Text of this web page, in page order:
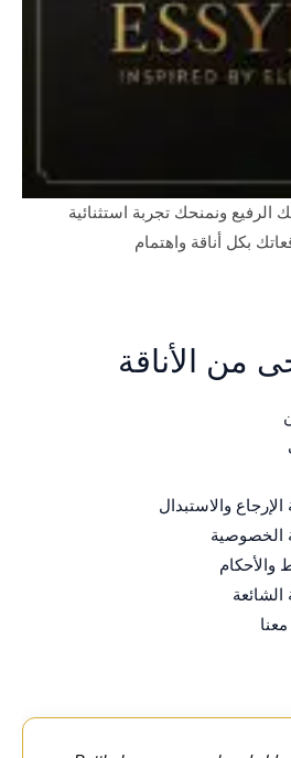
الرفيع ونمنحك تجربة استثنائية
بكل أناقة واهتمام
من الأناقة
والاستبدال
الخصوصية
والأحكام
الشائعة